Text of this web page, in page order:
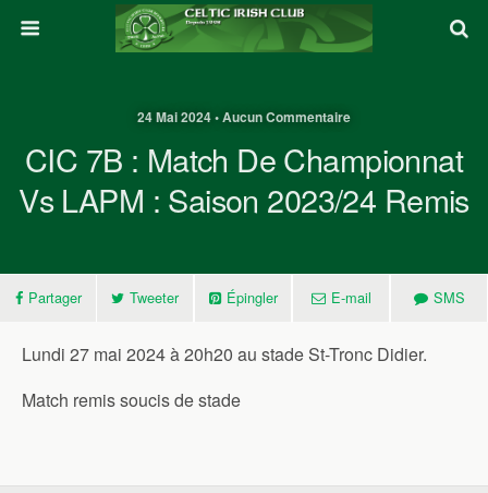
24 Mai 2024 • Aucun Commentaire
CIC 7B : Match De Championnat
Vs LAPM : Saison 2023/24 Remis
Partager Tweeter Épingler E-mail SMS
Lundi 27 mai 2024 à 20h20 au stade St-Tronc Didier.
Match remis soucis de stade